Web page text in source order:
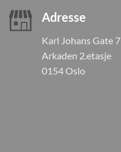
Adresse
Karl Johans Gate 7
Arkaden 2.etasje
0154 Oslo